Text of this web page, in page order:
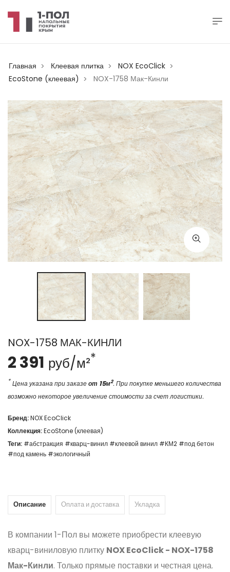
Главная > Клеевая плитка > NOX EcoClick >
EcoStone (клеевая) > NOX-1758 Мак-Кинли
NOX-1758 МАК-КИНЛИ
2 391 руб/м²*
* Цена указана при заказеот 15м2. При покупке меньшего количества
возможно некоторое увеличение стоимости за счет логистики.
Бренд:NOX EcoClick
Коллекция:EcoStone (клеевая)
Теги: #абстракция #кварц-винил #клеевой винил #КМ2 #под бетон
#под камень #экологичный
Описание Оплата и доставка Укладка
В компании 1-Пол вы можете приобрести клеевую
кварц-виниловую плитку NOX EcoClick - NOX-1758
Мак-Кинли. Только прямые поставки и честная цена.